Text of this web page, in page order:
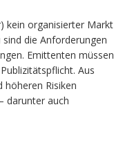
kein organisierter Markt
die Anforderungen
Emittenten müssen
Aus
höheren Risiken
darunter auch